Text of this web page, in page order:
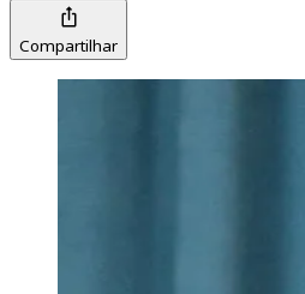
Compartilhar